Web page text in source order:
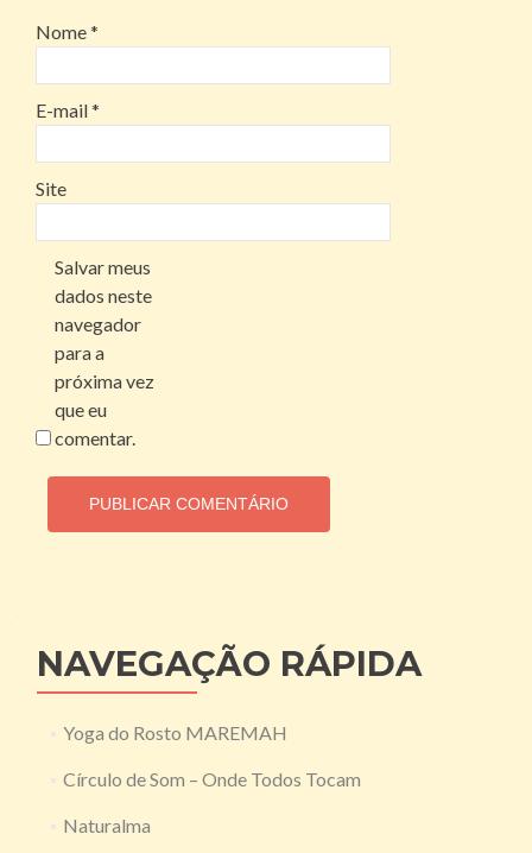
Nome*
E-mail*
Site
Salvar meus
dados neste
navegador
para a
próxima vez
que eu
comentar.
NAVEGAÇÃO RÁPIDA
Yoga do Rosto MAREMAH
Círculo de Som – Onde Todos Tocam
Naturalma